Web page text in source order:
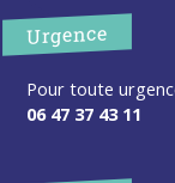
Urgence
Pour toute
06 47 37 43 11